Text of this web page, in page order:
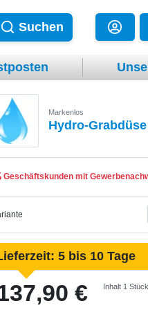
Suchen
Markenlos
Hydro-
Geschäftskunden mit
5 bis 10 Tage
€ Inhalt 1Stück